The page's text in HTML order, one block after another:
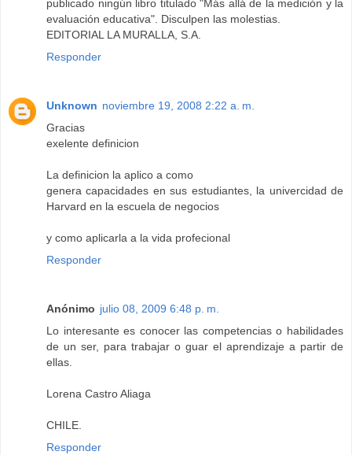
publicado ningún libro titulado "Más allá de la medición y la
evaluación educativa". Disculpen las molestias.
EDITORIAL LA MURALLA, S.A.
Responder
Unknown noviembre 19, 2008 2:22 a. m.
Gracias
exelente definicion
La definicion la aplico a como
genera capacidades en sus estudiantes, la univercidad de
Harvard en la escuela de negocios
y como aplicarla a la vida profecional
Responder
Anónimo julio 08, 2009 6:48 p. m.
Lo interesante es conocer las competencias o habilidades
de un ser, para trabajar o guar el aprendizaje a partir de
ellas.
Lorena Castro Aliaga
CHILE.
Responder